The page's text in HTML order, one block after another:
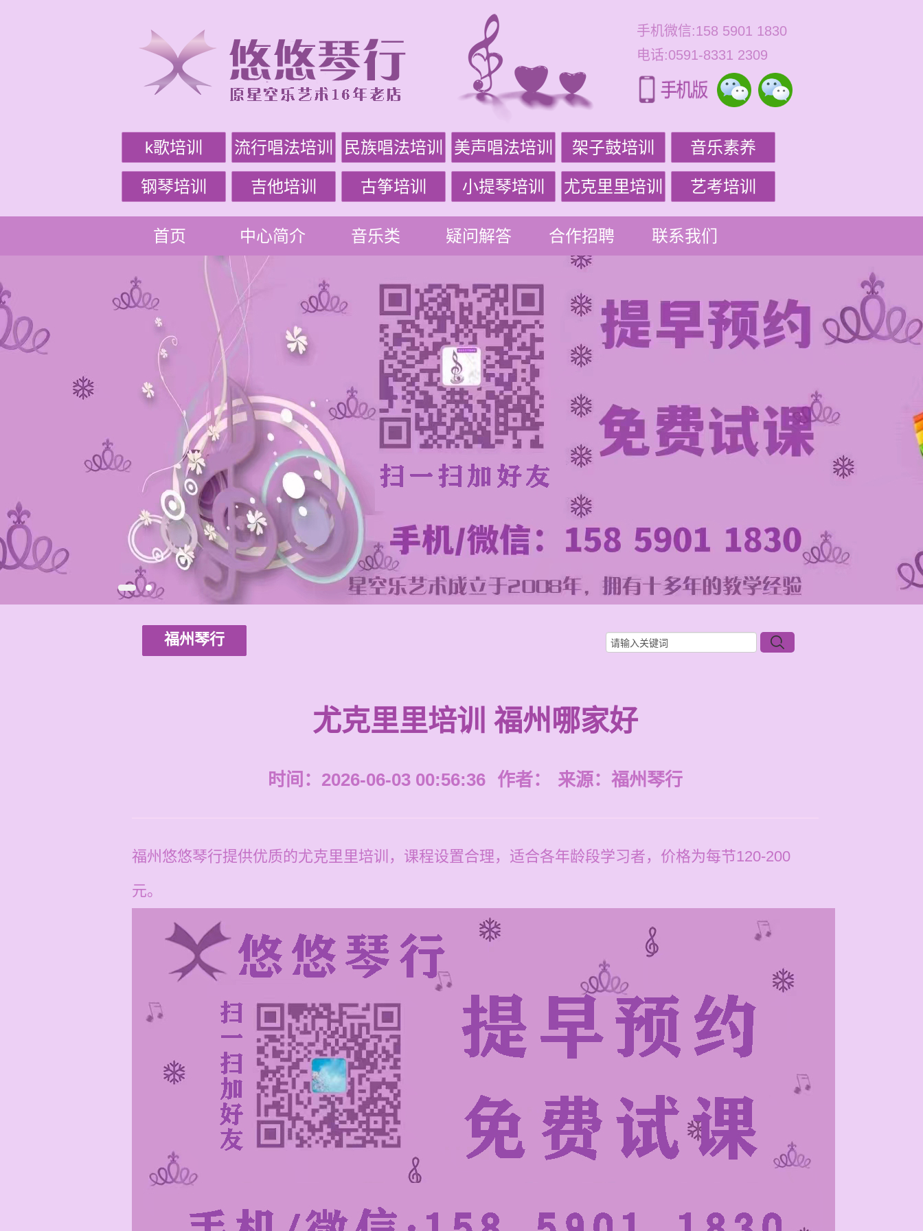
手机微信:158 5901 1830
电话:0591-8331 2309
k歌培训 流行唱法培训 民族唱法培训 美声唱法培训 架子鼓培训 音乐素养
钢琴培训 吉他培训 古筝培训 小提琴培训 尤克里里培训 艺考培训
首页 中心简介 音乐类 疑问解答 合作招聘 联系我们
福州琴行
尤克里里培训 福州哪家好
时间：2026-06-03 00:56:36 作者： 来源： 福州琴行
福州悠悠琴行提供优质的尤克里里培训，课程设置合理，适合各年龄段学习者，价格为每节120-200
元。